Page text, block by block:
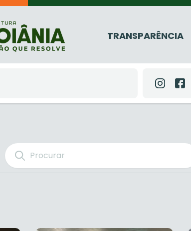
TRANSPARÊNCIA